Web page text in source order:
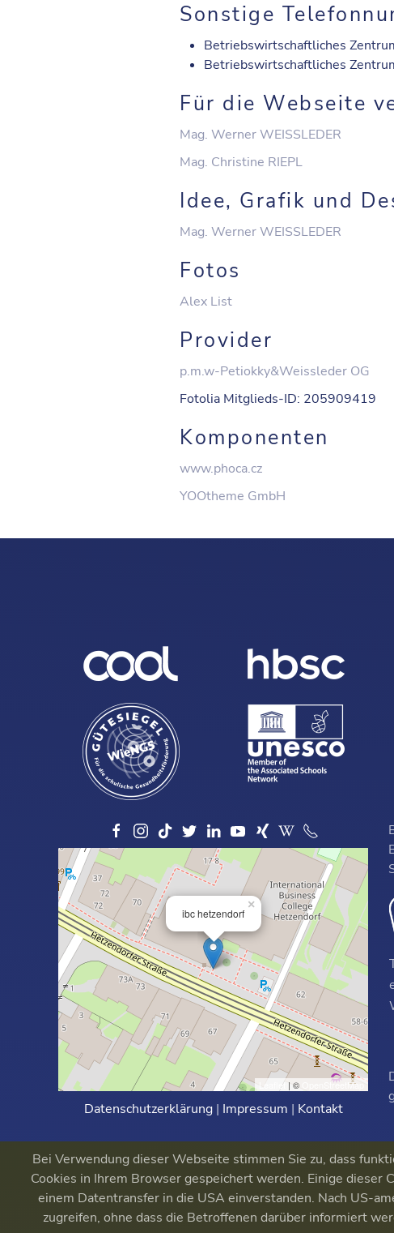
Sonstige
Betriebswirtschaftliches
Betriebswirtschaftliches
Für die Webseite
Mag. Werner WEISSLEDER
Mag. Christine RIEPL
Idee, Grafik und
Mag. Werner WEISSLEDER
Fotos
Alex List
Provider
p.m.w-Petiokky&Weissleder OG
Fotolia Mitglieds-ID: 205909419
Komponenten
www.phoca.cz
YOOtheme GmbH
ibc hetzendorf
×
Leaflet | © OpenStreetMap
Datenschutzerklärung| Impressum | Kontakt
Bei Verwendung dieser Webseite stimmen Sie zu, dass
Cookies in Ihrem Browser gespeichert werden. Einige
einem Datentransfer in die USA einverstanden. Nach US-
zugreifen, ohne dass die Betroffenen darüber informiert